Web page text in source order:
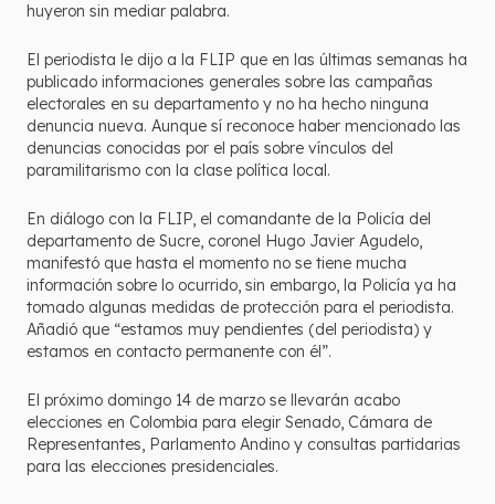
huyeron sin mediar palabra.
El periodista le dijo a la FLIP que en las últimas semanas ha
publicado informaciones generales sobre las campañas
electorales en su departamento y no ha hecho ninguna
denuncia nueva. Aunque sí reconoce haber mencionado las
denuncias conocidas por el país sobre vínculos del
paramilitarismo con la clase política local.
En diálogo con la FLIP, el comandante de la Policía del
departamento de Sucre, coronel Hugo Javier Agudelo,
manifestó que hasta el momento no se tiene mucha
información sobre lo ocurrido, sin embargo, la Policía ya ha
tomado algunas medidas de protección para el periodista.
Añadió que “estamos muy pendientes (del periodista) y
estamos en contacto permanente con él”.
El próximo domingo 14 de marzo se llevarán acabo
elecciones en Colombia para elegir Senado, Cámara de
Representantes, Parlamento Andino y consultas partidarias
para las elecciones presidenciales.